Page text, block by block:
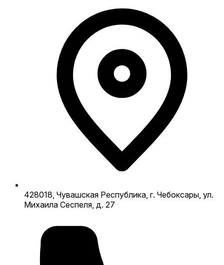
428018, Чувашская Республика, г. Чебоксары, ул.
Михаила Сеспеля, д. 27